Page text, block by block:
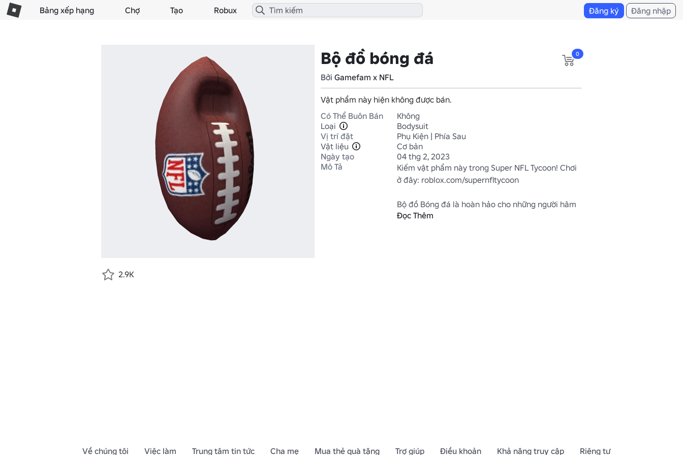
Bảng xếp hạng Chợ Tạo Robux Đăng ký Đăng nhập
Bộ đồ bóng đá
Bởi Gamefam x NFL
0
Vật phẩm này hiện không được bán.
Có Thể Buôn Bán
Không
Loại
Bodysuit
Vị trí đặt
Phụ Kiện | Phía Sau
Vật liệu
Cơ bản
Ngày tạo
04 thg 2, 2023
Mô Tả
Kiếm vật phẩm này trong Super NFL Tycoon! Chơi
ở đây: roblox.com/supernfltycoon
Bộ đồ Bóng đá là hoàn hảo cho những người hâm
mộ cuồng nhiệt, thiết kế táo bạo và thể thao khiến
Đọc Thêm
2.9K
Về chúng tôi Việc làm Trung tâm tin tức Cha mẹ Mua thẻ quà tặng Trợ giúp Điều khoản Khả năng truy cập Riêng tư